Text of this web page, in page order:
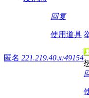
回复
使用道具
匿名 221.219.40.x:49154